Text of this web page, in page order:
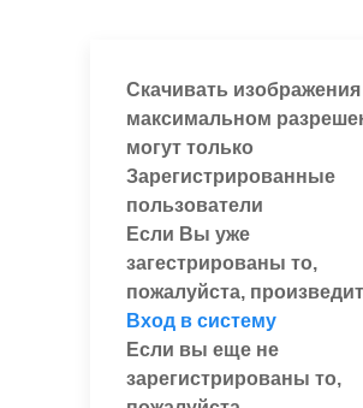
Скачивать
максимальном
могут только
Зарегистрированные
пользователи
Если Вы уже
загестрированы то,
пожалуйста,
Вход в систему
Если вы еще не
зарегистрированы то,